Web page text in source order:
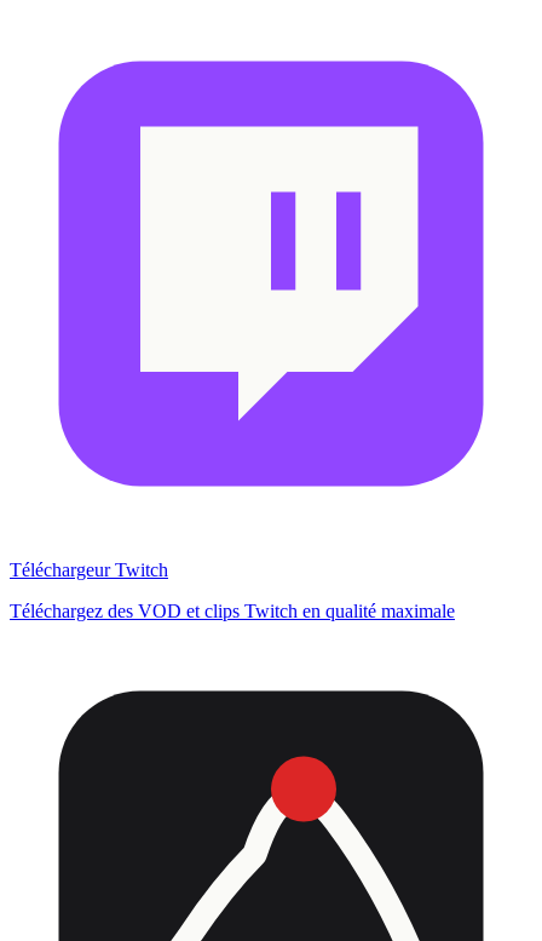
Téléchargeur Twitch
Téléchargez des VOD et clips Twitch en qualité maximale